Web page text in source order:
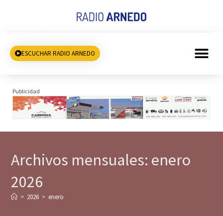
ESCUCHAR RADIO ARNEDO
Publicidad
Archivos mensuales: enero
2026
> 2026 > enero